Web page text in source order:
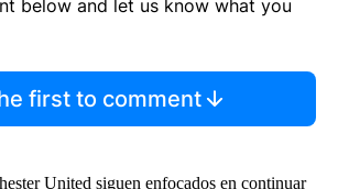
below and let us know what you
first to comment
United siguen enfocados en continuar